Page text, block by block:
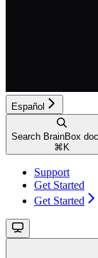
Español
Search BrainBox
⌘ K
Support
Get Started
Get Started